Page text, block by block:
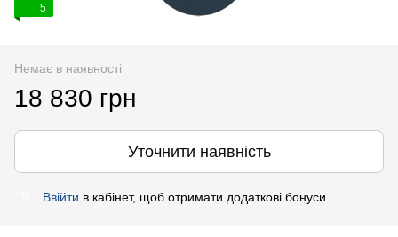
5
Немає в наявності
18 830 грн
Уточнити наявність
Ввійти в кабінет, щоб отримати додаткові бонуси